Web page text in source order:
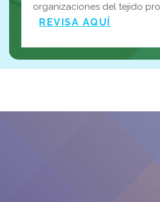
organizaciones del tejido
REVISA AQUÍ